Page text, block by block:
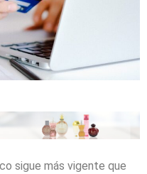
sigue más vigente que